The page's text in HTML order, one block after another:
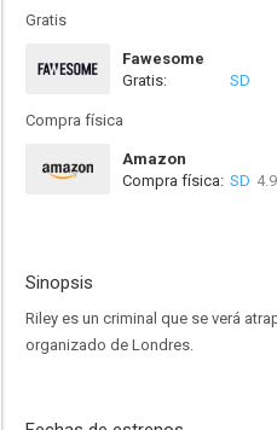
Gratis
Fawesome
Gratis:
SD
Compra física
Amazon
Compra física: SD
Sinopsis
Riley es un criminal que se verá
organizado de Londres.